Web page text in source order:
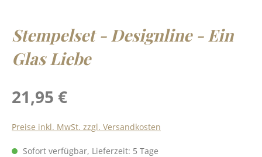
Stempelset - Designline - Ein
Glas Liebe
Regulärer Preis:
21,95 €
Preise inkl. MwSt. zzgl. Versandkosten
Sofort verfügbar, Lieferzeit: 5 Tage